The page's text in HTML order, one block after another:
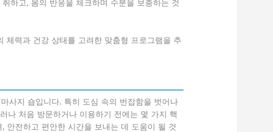
하고, 몸의 반응을 체크하며 수분을 보충하는 것
체력과 건강 상태를 고려한 맞춤형 프로그램을 추
사지 숍입니다. 특히 도심 속의 번잡함을 벗어나
나 처음 방문하거나 이용하기 전에는 몇 가지 핵
안전하고 편안한 시간을 보내는 데 도움이 될 것